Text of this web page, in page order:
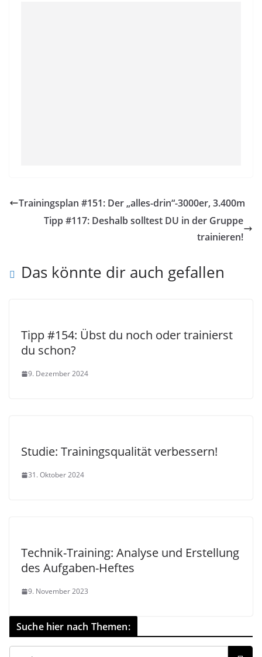
Trainingsplan #151: Der „alles-drin“-3000er, 3.400m
Tipp #117: Deshalb solltest DU in der Gruppe
trainieren!
Das könnte dir auch gefallen
Tipp #154: Übst du noch oder trainierst
du schon?
9. Dezember 2024
Studie: Trainingsqualität verbessern!
31. Oktober 2024
Technik-Training: Analyse und Erstellung
des Aufgaben-Heftes
9. November 2023
Suche hier nach Themen: